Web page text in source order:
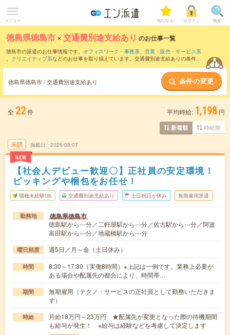
メニュー 気になる! ログイン 検索
徳島県徳島市 ×交通費別途支給あり のお仕事一覧
徳島市の派遣のお仕事情報です。 オフィスワーク・事務系、 営業・販売・サービス系
、 クリエイティブ系などのお仕事を取り揃えています。交通費別途支給ありの条件の
徳島県徳島市 / 交通費別途支給あり 条件の変更
全 22件 平均時給: 1,198 円
新着順 時給順
未読
NEW
掲載日 2026/08/07
【社会人デビュー歓迎〇】正社員の安定環境！
ピッキングや梱包をお任せ！
職種未経験OK 交通費別途支給あり 土日祝日が休み 無期雇用派遣
勤務地 徳島県徳島市
徳島駅から---分／二軒屋駅から---分／佐古駅から---分／阿波
富田駅から---分／地蔵橋駅から---分
曜日頻度 週5日／月～金（土日休み）
時間
8:30～17:30（実働8時間）※上記は一例です。業務上必要が
ある場合や配属先の都合により、時間帯…
期間
無期雇用（テクノ・サービスの正社員として勤務いただきま
す）
時給
月給18万円～23万円 ★配属先が変更となった際の待機期間
も給与が発生！ ※給与は経験などを考慮して決定します